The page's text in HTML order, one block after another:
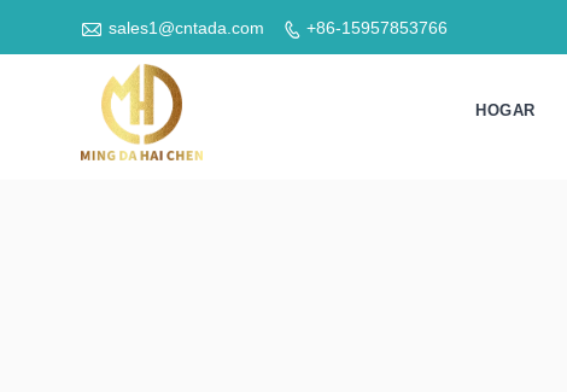
 sales1@cntada.com  +86-15957853766
HOGAR